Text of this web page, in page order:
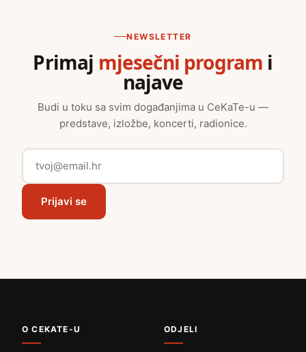
NEWSLETTER
Primaj mjesečni program i
najave
Budi u toku sa svim događanjima u CeKaTe-u —
predstave, izložbe, koncerti, radionice.
Prijavi se
O CEKATE-U ODJELI